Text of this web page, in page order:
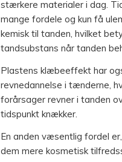
stærkere materialer i dag.
mange fordele og kun få
kemisk til tanden, hvilket
tandsubstans når tanden
Plastens klæbeeffekt har
revnedannelse i tænderne,
forårsager revner i tanden
tidspunkt knækker.
En anden væsentlig fordel
dem mere kosmetisk